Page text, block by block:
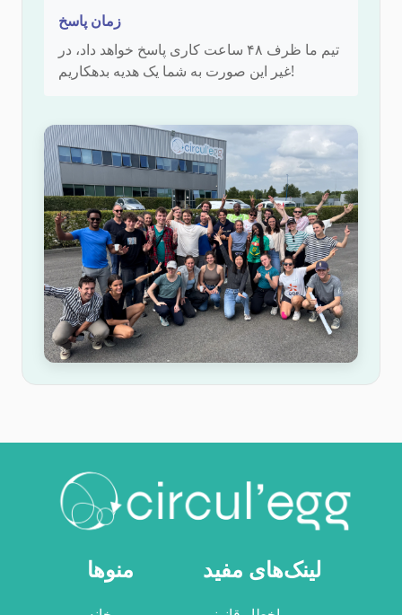
زمان پاسخ
تیم ما ظرف ۴۸ ساعت کاری پاسخ خواهد داد، در
غیر این صورت به شما یک هدیه بدهکاریم!
منوها لینک‌های مفید